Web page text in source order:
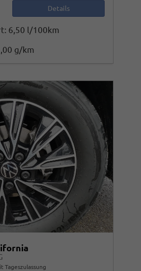
Details
6,50 l/100km
g/km
Tageszulassung